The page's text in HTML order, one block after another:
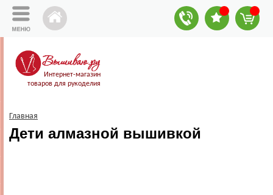
Интернет-магазин
товаров для рукоделия
Главная
Дети алмазной вышивкой